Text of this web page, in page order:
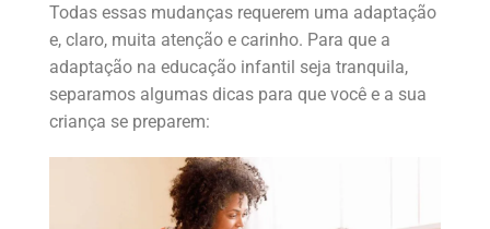
Todas essas mudanças requerem uma adaptação
e, claro, muita atenção e carinho. Para que a
adaptação na educação infantil seja tranquila,
separamos algumas dicas para que você e a sua
criança se preparem: